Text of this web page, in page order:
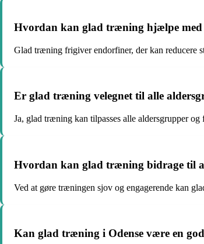
Hvordan kan glad træning hjælpe med
Glad træning frigiver endorfiner, der kan reducere
Er glad træning velegnet til alle
Ja, glad træning kan tilpasses alle aldersgrupper og
Hvordan kan glad træning bidrage til
Ved at gøre træningen sjov og engagerende kan
Kan glad træning i Odense være en